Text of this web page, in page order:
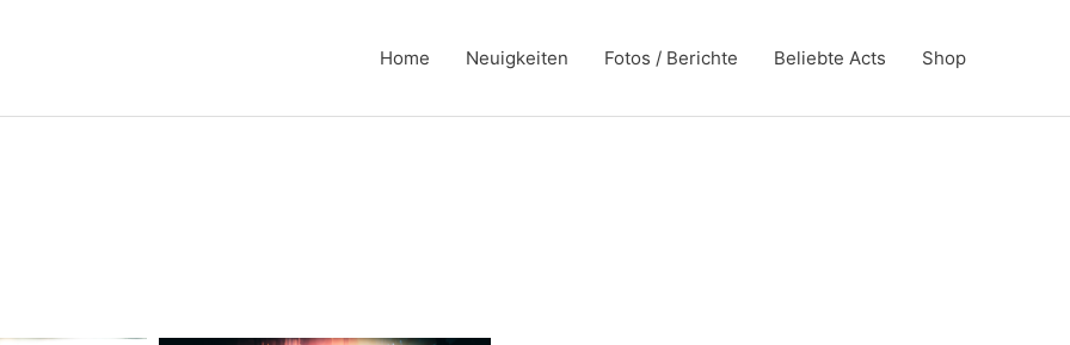
Home Neuigkeiten Fotos / Berichte Beliebte Acts Shop